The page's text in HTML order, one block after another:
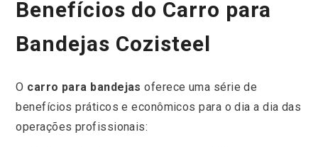
Benefícios do Carro para
Bandejas Cozisteel
O carro para bandejas oferece uma série de
benefícios práticos e econômicos para o dia a dia das
operações profissionais: